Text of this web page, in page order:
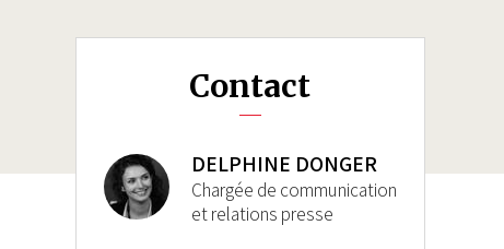
Contact
DELPHINE DONGER
Chargée de communication
et relations presse